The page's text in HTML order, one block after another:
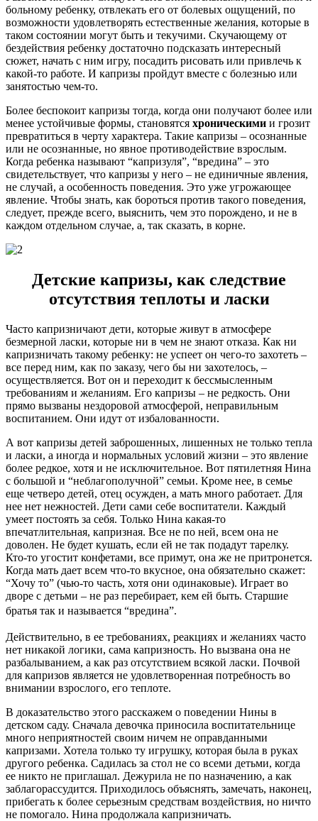
больному ребенку, отвлекать его от болевых ощущений, по
возможности удовлетворять естественные желания, которые в
таком состоянии могут быть и текучими. Скучающему от
бездействия ребенку достаточно подсказать интересный
сюжет, начать с ним игру, посадить рисовать или привлечь к
какой-то работе. И капризы пройдут вместе с болезнью или
занятостью чем-то.
Более беспокоит капризы тогда, когда они получают более или
менее устойчивые формы, становятся хроническими и грозит
превратиться в черту характера. Такие капризы – осознанные
или не осознанные, но явное противодействие взрослым.
Когда ребенка называют “капризуля”, “вредина” – это
свидетельствует, что капризы у него – не единичные явления,
не случай, а особенность поведения. Это уже угрожающее
явление. Чтобы знать, как бороться против такого поведения,
следует, прежде всего, выяснить, чем это порождено, и не в
каждом отдельном случае, а, так сказать, в корне.
Детские капризы, как следствие
отсутствия теплоты и ласки
Часто капризничают дети, которые живут в атмосфере
безмерной ласки, которые ни в чем не знают отказа. Как ни
капризничать такому ребенку: не успеет он чего-то захотеть –
все перед ним, как по заказу, чего бы ни захотелось, –
осуществляется. Вот он и переходит к бессмысленным
требованиям и желаниям. Его капризы – не редкость. Они
прямо вызваны нездоровой атмосферой, неправильным
воспитанием. Они идут от избалованности.
А вот капризы детей заброшенных, лишенных не только тепла
и ласки, а иногда и нормальных условий жизни – это явление
более редкое, хотя и не исключительное. Вот пятилетняя Нина
с большой и “неблагополучной” семьи. Кроме нее, в семье
еще четверо детей, отец осужден, а мать много работает. Для
нее нет нежностей. Дети сами себе воспитатели. Каждый
умеет постоять за себя. Только Нина какая-то
впечатлительная, капризная. Все не по ней, всем она не
доволен. Не будет кушать, если ей не так подадут тарелку.
Кто-то угостит конфетами, все примут, она же не притронется.
Когда мать дает всем что-то вкусное, она обязательно скажет:
“Хочу то” (чью-то часть, хотя они одинаковые). Играет во
дворе с детьми – не раз перебирает, кем ей быть. Старшие
братья так и называется “вредина”.
Действительно, в ее требованиях, реакциях и желаниях часто
нет никакой логики, сама капризность. Но вызвана она не
разбалыванием, а как раз отсутствием всякой ласки. Почвой
для капризов является не удовлетворенная потребность во
внимании взрослого, его теплоте.
В доказательство этого расскажем о поведении Нины в
детском саду. Сначала девочка приносила воспитательнице
много неприятностей своим ничем не оправданными
капризами. Хотела только ту игрушку, которая была в руках
другого ребенка. Садилась за стол не со всеми детьми, когда
ее никто не приглашал. Дежурила не по назначению, а как
заблагорассудится. Приходилось объяснять, замечать, наконец,
прибегать к более серьезным средствам воздействия, но ничто
не помогало. Нина продолжала капризничать.